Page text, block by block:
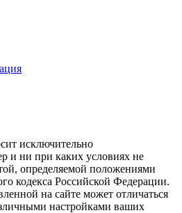
исключительно
и ни при каких условиях не
определяемой положениями
кодекса Российской Федерации.
на сайте может отличаться
настройками ваших